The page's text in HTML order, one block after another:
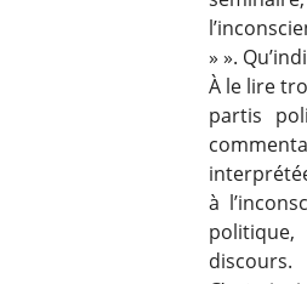
» ».
À le lire
partis
à
discours.